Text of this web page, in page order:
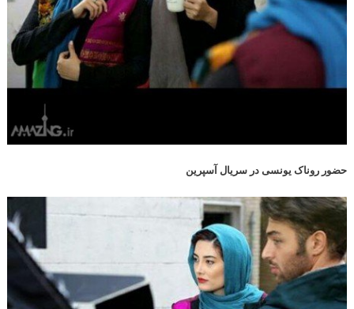
حضور روناک یونسی در سریال آسپرین